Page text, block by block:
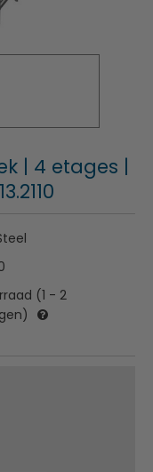
| 4 etages |
(1 - 2